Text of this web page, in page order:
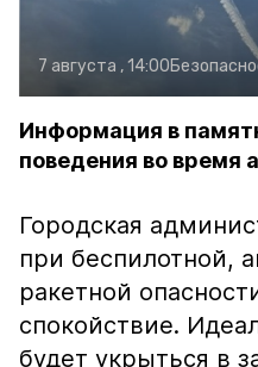
7 августа , 14:00
Информация в
поведения во время
Городская
при беспилотной,
ракетной
спокойствие.
будет укрыться в